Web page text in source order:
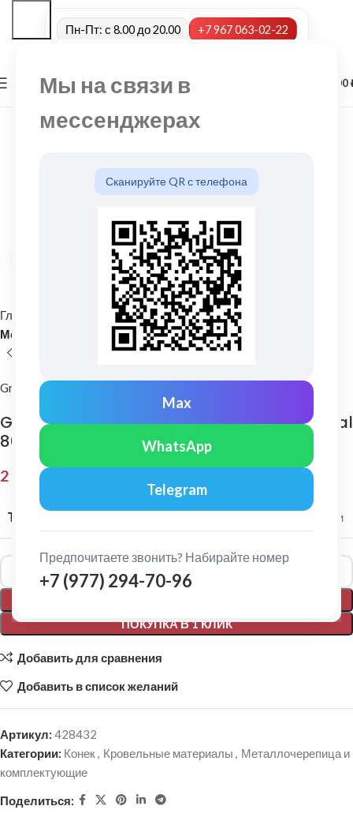
Мы на связи в
мессенджерах
Сканируйте QR с телефона
Max
WhatsApp
Telegram
Предпочитаете звонить? Набирайте номер
+7 (977) 294-70-96
Пн-Пт: с 8.00 до 20.00 +7 967 063-02-22
МЕНЮ 0,00
Нажмите, чтобы увеличить
Главная
Кровельные материалы
Металлочерепица и комплектующие
Grand Line
Grand Line: Конек полукруглый Pe 0,45 мм Ral
8017
2 515,00
ТОЛЩИНА МЕТАЛЛА 0,45 мм
ПОКУПКА В 1 КЛИК
Alternative:
Добавить для сравнения
Добавить в список желаний
Артикул: 428432
Категории: Конек, Кровельные материалы , Металлочерепица и
комплектующие
Поделиться: